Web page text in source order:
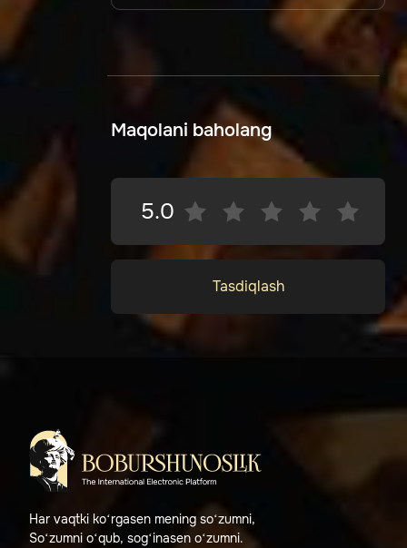
Maqolani baholang
5.0
Tasdiqlash
Har vaqtki ko‘rgasen mening so‘zumni,
So‘zumni o‘qub, sog‘inasen o‘zumni.